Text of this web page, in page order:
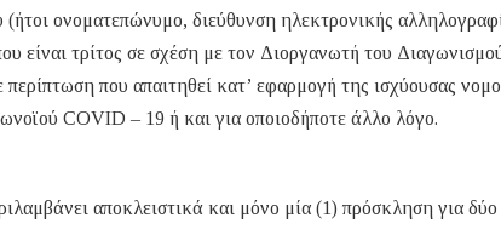
(ήτοι ονοματεπώνυμο, διεύθυνση ηλεκτρονικής
είναι τρίτος σε σχέση με τον Διοργανωτή του
περίπτωση που απαιτηθεί κατ’ εφαρμογή της ισχύουσας
COVID – 19 ή και για οποιοδήποτε άλλο λόγο.
αποκλειστικά και μόνο μία (1) πρόσκληση για δύο